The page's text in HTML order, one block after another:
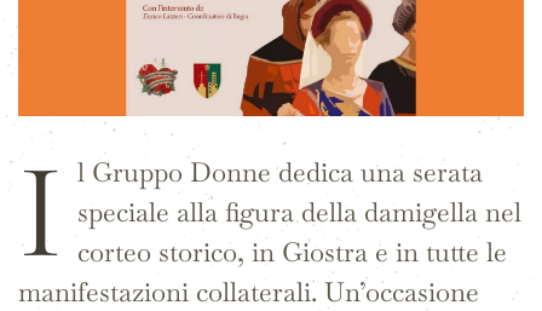
I l Gruppo Donne dedica una serata
speciale alla figura della damigella nel
corteo storico, in Giostra e in tutte le
manifestazioni collaterali. Un’occasione